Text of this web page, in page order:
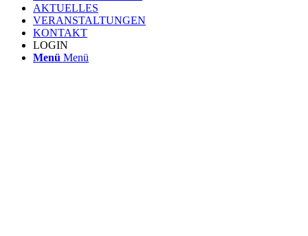
AKTUELLES
VERANSTALTUNGEN
KONTAKT
LOGIN
Menü Menü